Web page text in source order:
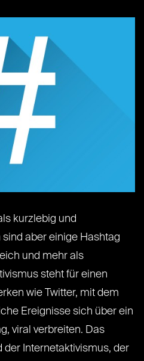
kurzlebig und
aber einige Hashtag
und mehr als
steht für einen
wie Twitter, mit dem
Ereignisse sich über ein
viral verbreiten. Das
der Internetaktivismus, der